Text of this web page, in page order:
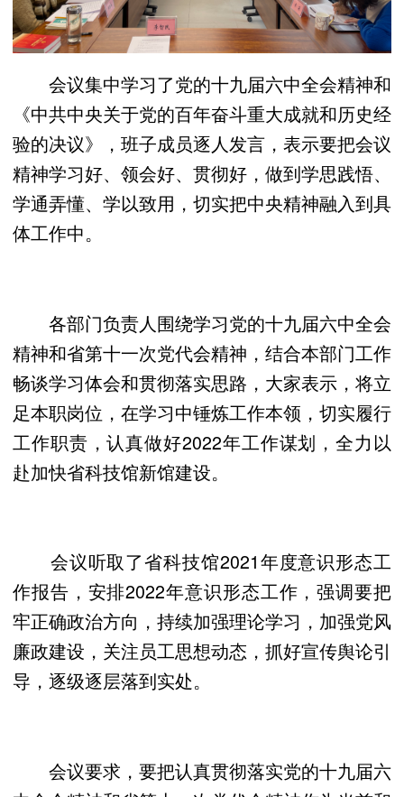
会议集中学习了党的十九届六中全会精神和
《中共中央关于党的百年奋斗重大成就和历史经
验的决议》，班子成员逐人发言，表示要把会议
精神学习好、领会好、贯彻好，做到学思践悟、
学通弄懂、学以致用，切实把中央精神融入到具
体工作中。
各部门负责人围绕学习党的十九届六中全会
精神和省第十一次党代会精神，结合本部门工作
畅谈学习体会和贯彻落实思路，大家表示，将立
足本职岗位，在学习中锤炼工作本领，切实履行
工作职责，认真做好2022年工作谋划，全力以
赴加快省科技馆新馆建设。
会议听取了省科技馆2021年度意识形态工
作报告，安排2022年意识形态工作，强调要把
牢正确政治方向，持续加强理论学习，加强党风
廉政建设，关注员工思想动态，抓好宣传舆论引
导，逐级逐层落到实处。
会议要求，要把认真贯彻落实党的十九届六